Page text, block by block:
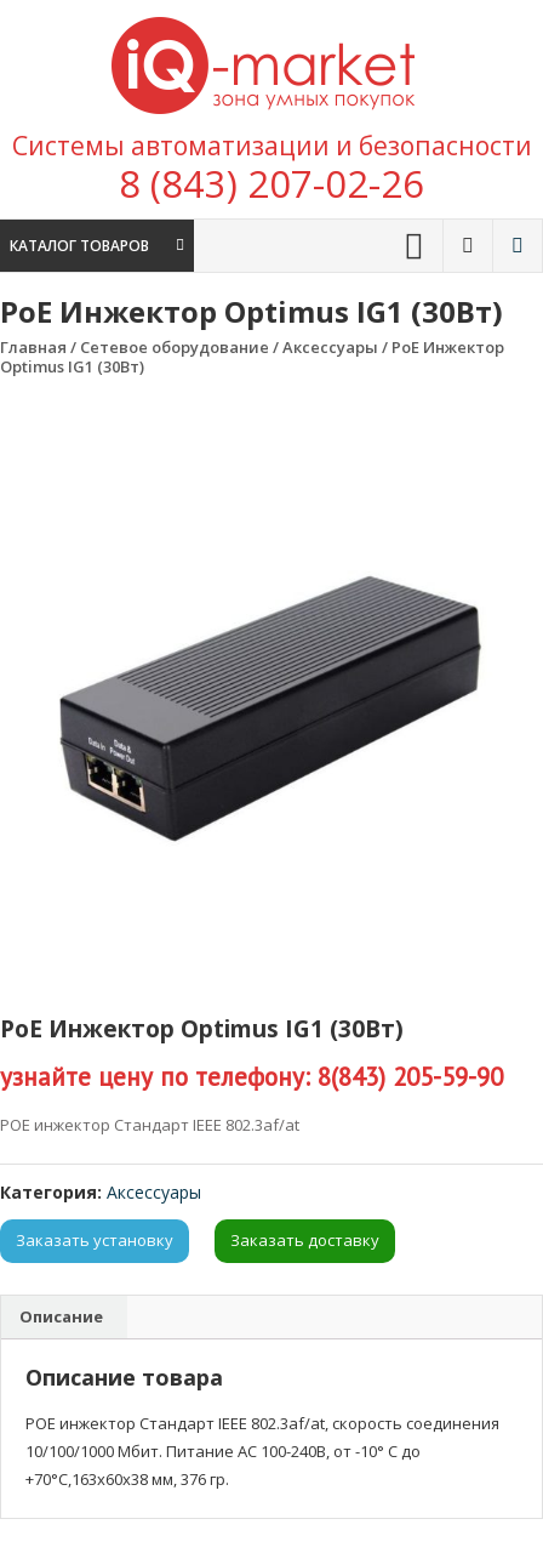
Перейти к содержимому
покупок
Системы автоматизации и безопасности
8 (843) 207-02-26
КАТАЛОГ ТОВАРОВ
PoE Инжектор Optimus IG1 (30Вт)
Главная / Сетевое оборудование /Аксессуары / PoE Инжектор
Optimus IG1 (30Вт)
PoE Инжектор Optimus IG1 (30Вт)
узнайте цену по телефону: 8(843) 205-59-90
POE инжектор Стандарт IEEE 802.3af/at
Категория: Аксессуары
Заказать установку Заказать доставку
Описание
Описание товара
POE инжектор Стандарт IEEE 802.3af/at, скорость соединения
10/100/1000 Мбит. Питание AC 100-240В, от -10° C до
+70°С,163х60х38 мм, 376 гр.